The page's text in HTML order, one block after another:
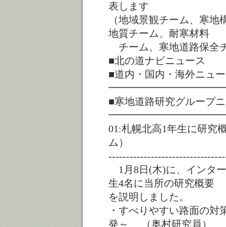
表します
（地域景観チーム、寒
地質チーム、耐寒材料
チーム、寒地道路保全
■北の道ナビニュース
■道内・国内・海外ニュ
■寒地道路研究グループ
01:札幌北高1年生に研究
ム）
1月8日(木)に、インタ
生4名に当所の研究概要
を説明しました。
・すべりやすい路面の
発～ （奥村研究員）